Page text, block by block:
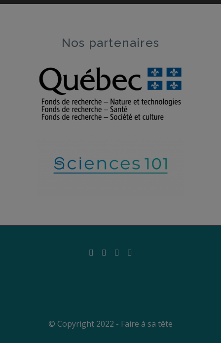
Nos partenaires
© Copyright 2022 - Faire à sa tête